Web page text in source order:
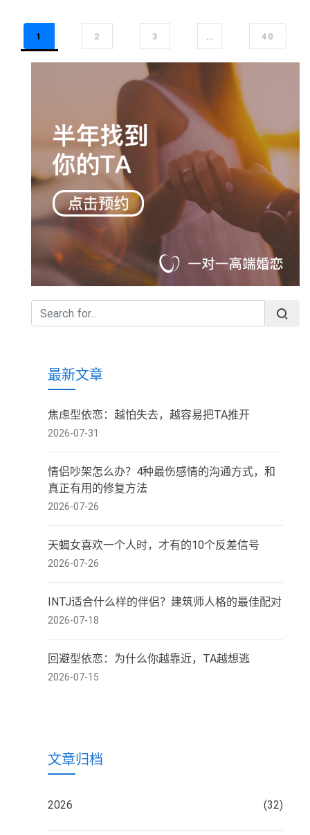
1 2 3 … 40
最新文章
焦虑型依恋：越怕失去，越容易把TA推开
2026-07-31
情侣吵架怎么办？4种最伤感情的沟通方式，和
真正有用的修复方法
2026-07-26
天蝎女喜欢一个人时，才有的10个反差信号
2026-07-26
INTJ适合什么样的伴侣？建筑师人格的最佳配对
2026-07-18
回避型依恋：为什么你越靠近，TA越想逃
2026-07-15
文章归档
2026 (32)